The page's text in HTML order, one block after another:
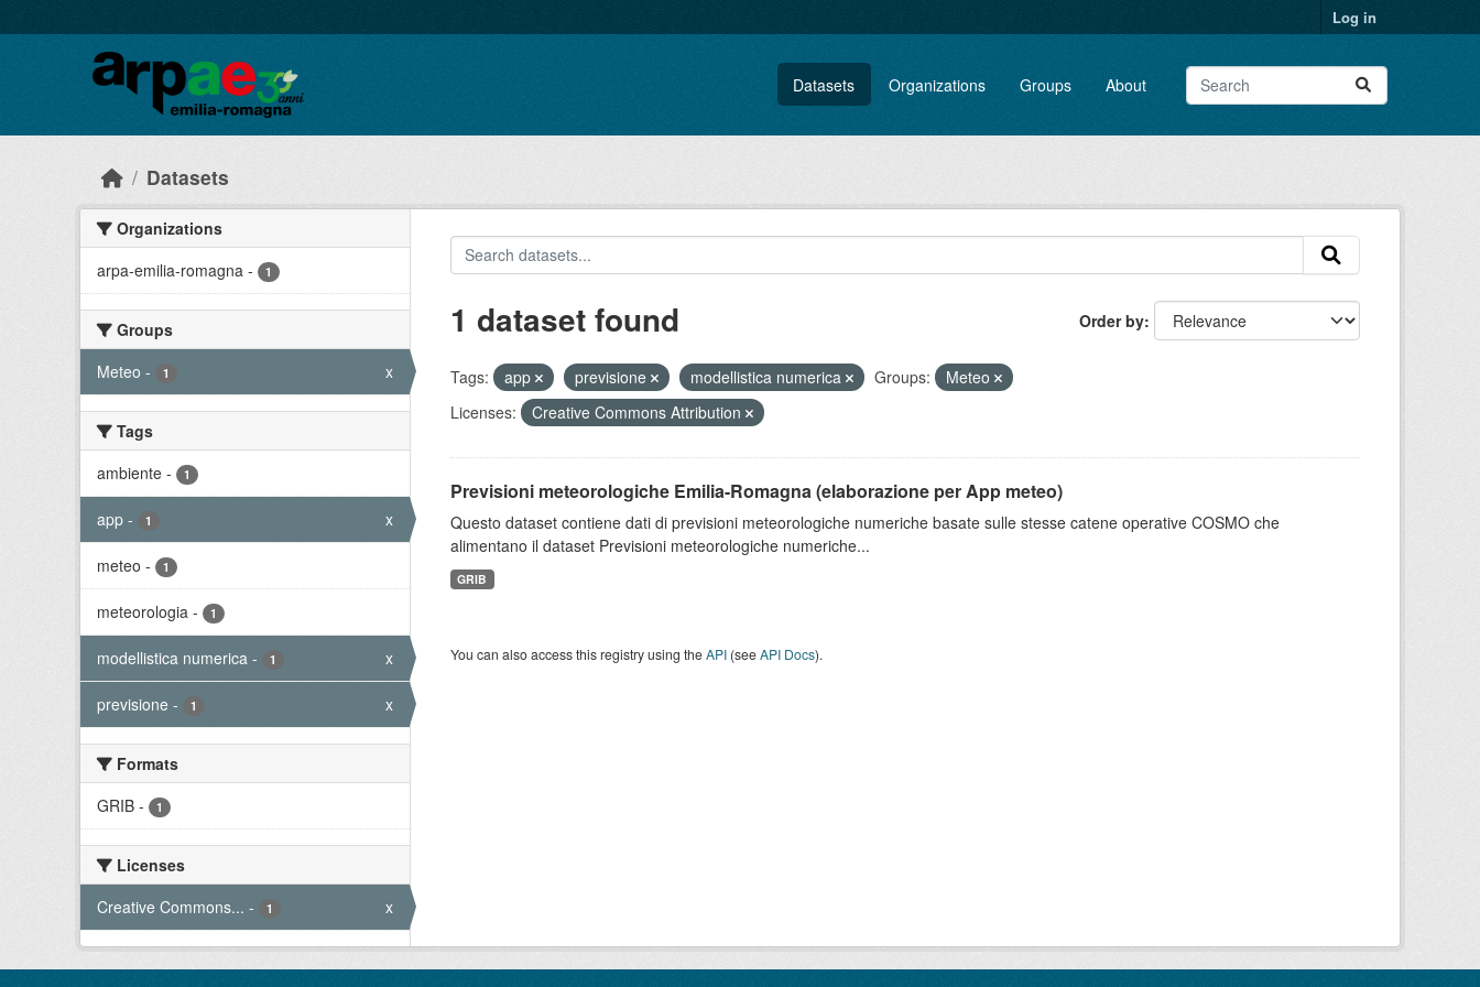
Log in
Datasets Organizations Groups About
Datasets
Organizations
arpa-emilia-romagna - 1
Groups
Meteo - 1 x
Tags
ambiente - 1
app - 1 x
meteo - 1
meteorologia - 1
modellistica numerica - 1 x
previsione - 1 x
Formats
GRIB - 1
Licenses
Creative Commons... - 1 x
Order by
1 dataset found
Tags: app previsione modellistica numerica Groups:
Meteo
Licenses:
Creative Commons Attribution
Previsioni meteorologiche Emilia-Romagna (elaborazione per App meteo)
Questo dataset contiene dati di previsioni meteorologiche numeriche basate sulle stesse catene operative COSMO che
alimentano il dataset Previsioni meteorologiche numeriche...
GRIB
You can also access this registry using theAPI(seeAPI Docs).